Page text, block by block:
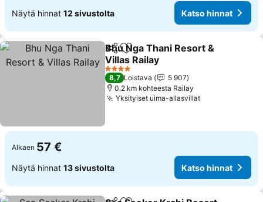
Näytä hinnat 12 sivustolta Katso hinnat
Jaa Lisää suosikkeihin
Bhu Nga Thani Resort &
Villas Railay
4 Tähtiluokitus
8,7 Loistava
5 907
0.2 km kohteesta Railay
Yksityiset uima-allasvillat
Alkaen 57 €
Näytä hinnat 13 sivustolta Katso hinnat